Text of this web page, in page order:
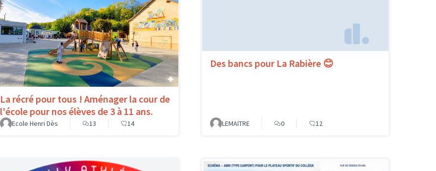
La récré pour tous ! Aménager la cour de
l'école pour nos élèves de 3 à 11 ans.
Ecole Henri Dès 13 14
Des bancs pour La Rabière 😊
LEMAITRE 0 12